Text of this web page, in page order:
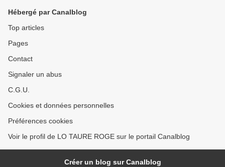
Hébergé par Canalblog
Top articles
Pages
Contact
Signaler un abus
C.G.U.
Cookies et données personnelles
Préférences cookies
Voir le profil de LO TAURE ROGE sur le portail Canalblog
Créer un blog sur Canalblog